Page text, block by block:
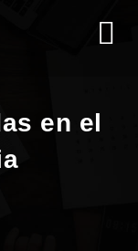
en el